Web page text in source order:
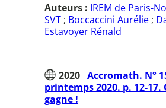
Auteurs : IREM de Paris-
SVT ; Boccaccini Aurélie ;
Estavoyer Rénald
2020 Accromath. N°
printemps 2020. p. 12-
gagne !